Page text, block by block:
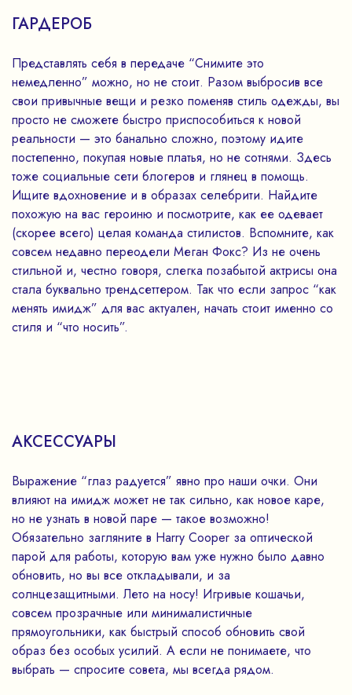
ГАРДЕРОБ
Представлять себя в передаче “Снимите это
немедленно” можно, но не стоит. Разом выбросив все
свои привычные вещи и резко поменяв стиль одежды, вы
просто не сможете быстро приспособиться к новой
реальности — это банально сложно, поэтому идите
постепенно, покупая новые платья, но не сотнями. Здесь
тоже социальные сети блогеров и глянец в помощь.
Ищите вдохновение и в образах селебрити. Найдите
похожую на вас героиню и посмотрите, как ее одевает
(скорее всего) целая команда стилистов. Вспомните, как
совсем недавно переодели Меган Фокс? Из не очень
стильной и, честно говоря, слегка позабытой актрисы она
стала буквально трендсеттером. Так что если запрос “как
менять имидж” для вас актуален, начать стоит именно со
стиля и “что носить”.
АКСЕССУАРЫ
Выражение “глаз радуется” явно про наши очки. Они
влияют на имидж может не так сильно, как новое каре,
но не узнать в новой паре — такое возможно!
Обязательно загляните в Harry Cooper за оптической
парой для работы, которую вам уже нужно было давно
обновить, но вы все откладывали, и за
солнцезащитными. Лето на носу! Игривые кошачьи,
совсем прозрачные или минималистичные
прямоугольники, как быстрый способ обновить свой
образ без особых усилий. А если не понимаете, что
выбрать — спросите совета, мы всегда рядом.